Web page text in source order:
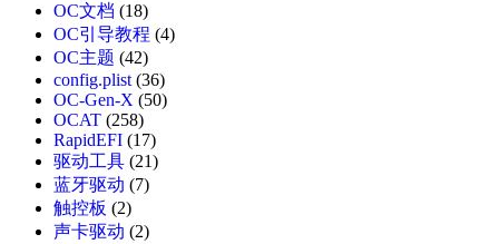
OC文档 (18)
OC引导教程 (4)
OC主题 (42)
config.plist(36)
OC-Gen-X (50)
OCAT (258)
RapidEFI (17)
驱动工具 (21)
蓝牙驱动 (7)
触控板 (2)
声卡驱动 (2)